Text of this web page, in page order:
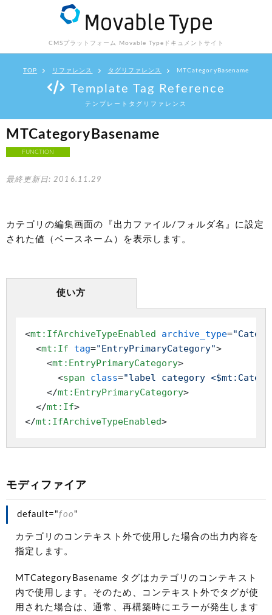
CMSプラットフォーム Movable Type ドキュメントサイト
TOP リファレンス タグリファレンス MTCategoryBasename
Template Tag Reference
テンプレートタグリファレンス
MTCategoryBasename
FUNCTION
最終更新日: 2016.11.29
カテゴリの編集画面の『出力ファイル/フォルダ名』に設定
された値（ベースネーム）を表示します。
使い方
<mt:IfArchiveTypeEnabled archive_type=
<mt:If tag="EntryPrimaryCategory">
<mt:EntryPrimaryCategory>
<span class="label category
</mt:EntryPrimaryCategory>
</mt:If>
</mt:IfArchiveTypeEnabled>
モディファイア
default="foo "
カテゴリのコンテキスト外で使用した場合の出力内容を
指定します。
MTCategoryBasename タグはカテゴリのコンテキスト
内で使用します。そのため、コンテキスト外でタグが使
用された場合は、通常、再構築時にエラーが発生します